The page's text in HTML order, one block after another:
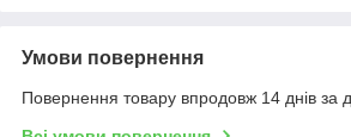
Умови повернення
Повернення товару впродовж 14 днів за